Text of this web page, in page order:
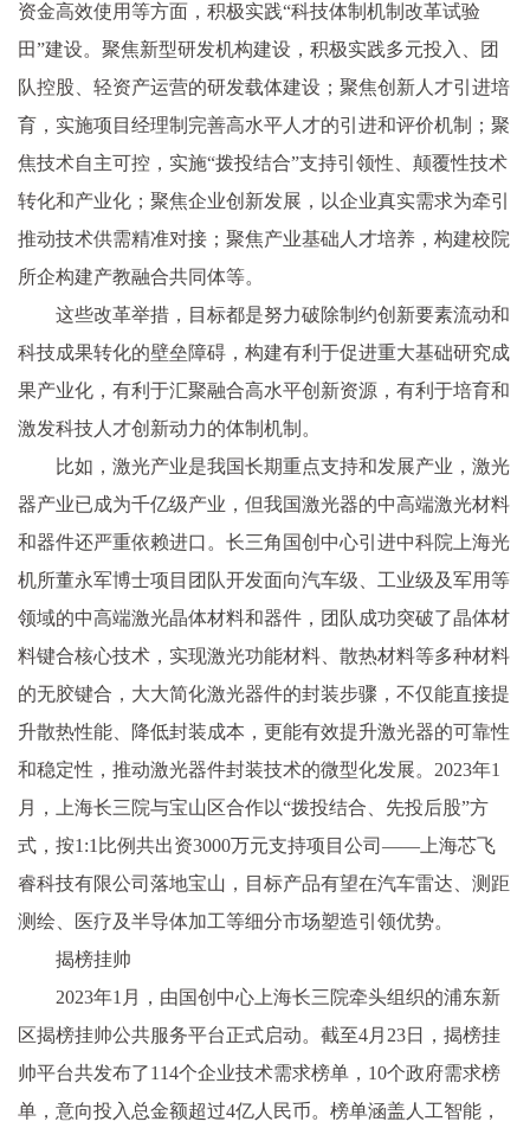
资金高效使用等方面，积极实践“科技体制机制改革试验
田”建设。聚焦新型研发机构建设，积极实践多元投入、团
队控股、轻资产运营的研发载体建设；聚焦创新人才引进培
育，实施项目经理制完善高水平人才的引进和评价机制；聚
焦技术自主可控，实施“拨投结合”支持引领性、颠覆性技术
转化和产业化；聚焦企业创新发展，以企业真实需求为牵引
推动技术供需精准对接；聚焦产业基础人才培养，构建校院
所企构建产教融合共同体等。
这些改革举措，目标都是努力破除制约创新要素流动和
科技成果转化的壁垒障碍，构建有利于促进重大基础研究成
果产业化，有利于汇聚融合高水平创新资源，有利于培育和
激发科技人才创新动力的体制机制。
比如，激光产业是我国长期重点支持和发展产业，激光
器产业已成为千亿级产业，但我国激光器的中高端激光材料
和器件还严重依赖进口。长三角国创中心引进中科院上海光
机所董永军博士项目团队开发面向汽车级、工业级及军用等
领域的中高端激光晶体材料和器件，团队成功突破了晶体材
料键合核心技术，实现激光功能材料、散热材料等多种材料
的无胶键合，大大简化激光器件的封装步骤，不仅能直接提
升散热性能、降低封装成本，更能有效提升激光器的可靠性
和稳定性，推动激光器件封装技术的微型化发展。2023年1
月，上海长三院与宝山区合作以“拨投结合、先投后股”方
式，按1:1比例共出资3000万元支持项目公司——上海芯飞
睿科技有限公司落地宝山，目标产品有望在汽车雷达、测距
测绘、医疗及半导体加工等细分市场塑造引领优势。
揭榜挂帅
2023年1月，由国创中心上海长三院牵头组织的浦东新
区揭榜挂帅公共服务平台正式启动。截至4月23日，揭榜挂
帅平台共发布了114个企业技术需求榜单，10个政府需求榜
单，意向投入总金额超过4亿人民币。榜单涵盖人工智能，